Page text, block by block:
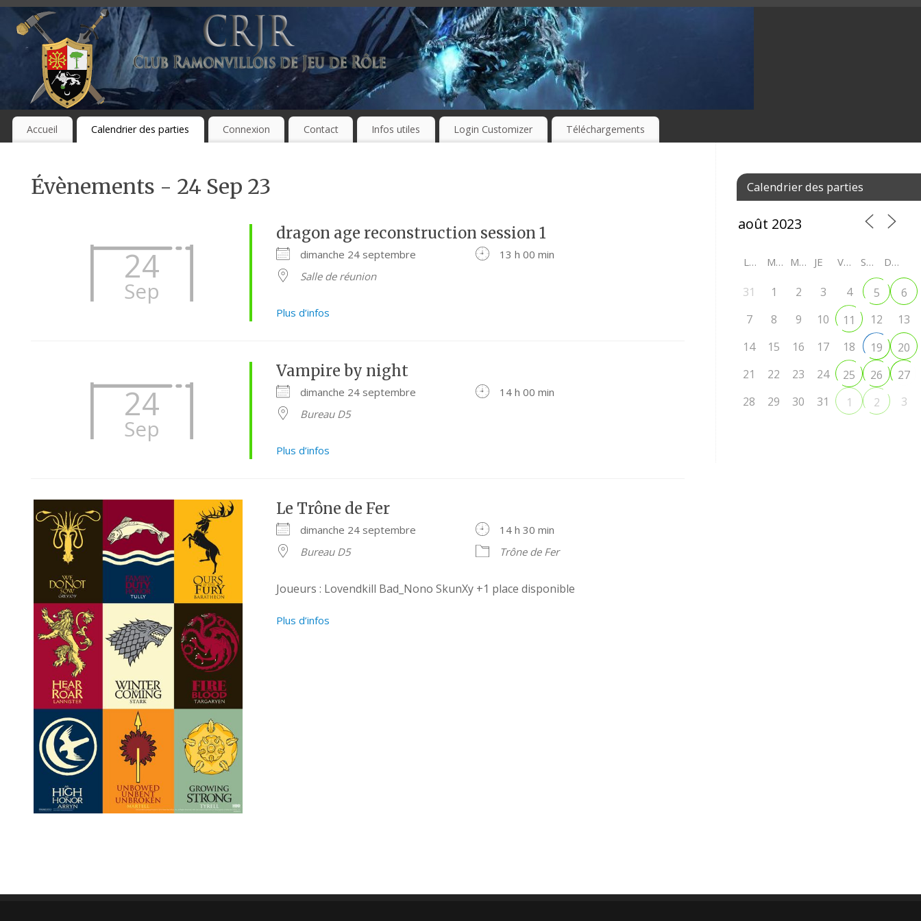
Accueil Calendrier des parties Connexion Contact Infos utiles Login Customizer Téléchargements
Évènements - 24 Sep 23
24
Sep
dragon age reconstruction session 1
dimanche 24 septembre
13 h 00 min
Salle de réunion
Plus d’infos
24
Sep
Vampire by night
dimanche 24 septembre
14 h 00 min
Bureau D5
Plus d’infos
Le Trône de Fer
dimanche 24 septembre
14 h 30 min
Bureau D5
Trône de Fer
Joueurs : Lovendkill Bad_Nono SkunXy +1 place disponible
Plus d’infos
Calendrier des parties
LU MA ME JE VE SA DI
31 1 2 3 4 5
6
7
8 9 10 11 12
13
14
15 16 17 18 19
20
21
22 23 24 25 26
27
28
29 30 31 1 2 3